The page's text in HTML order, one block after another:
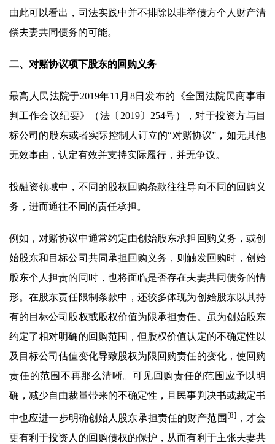
由此可以看出，司法实践中并不排除以非举债方个人财产清
偿夫妻共同债务的可能。
二、对赌协议项下股东的回购义务
最高人民法院于2019年11月8日发布的《全国法院民商事审
判工作会议纪要》（法〔2019〕254号），对于投资方与目
标公司的股东或者实际控制人订立的“对赌协议”，如无其他
无效事由，认定有效并支持实际履行，并无争议。
投融资领域中，不同的股权回购条款往往导向不同的回购义
务，进而通往不同的责任承担。
例如，对赌协议中通常约定由创始股东承担回购义务，或创
始股东和目标公司共同承担回购义务，则触发回购时，创始
股东个人担责的同时，也将面临是否存在夫妻共同债务的情
形。在股东责任限制条款中，还较多体现为创始股东以其持
有的目标公司股权或股权价值为限承担责任。虽为创始股东
约定了相对明确的回购范围，但股权价值认定的不确定性以
及目标公司估值变化导致股权为限回购责任的变化，使回购
责任的范围不再那么清晰。可见回购责任的范围应予以明
确，减少自由裁量带来的不确定性，且民事判决书或裁定书
中也应进一步明确创始人股东承担责任的财产范围 [8]，才会
更有利于投资人的回购债权的保护，从而有利于主张夫妻共